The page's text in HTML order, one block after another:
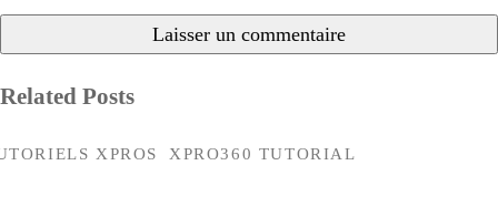
Related Posts
XPROS XPRO360 TUTORIAL